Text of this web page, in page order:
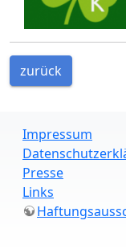
zurück
Impressum
Presse
Links